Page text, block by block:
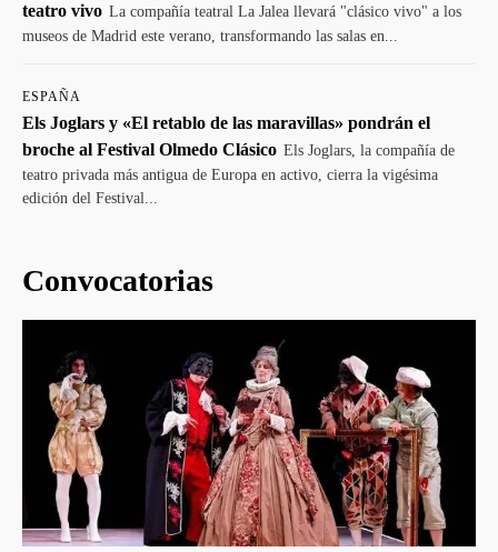
teatro vivo La compañía teatral La Jalea llevará "clásico vivo" a los
museos de Madrid este verano, transformando las salas en...
ESPAÑA
Els Joglars y «El retablo de las maravillas» pondrán el
broche al Festival Olmedo Clásico Els Joglars, la compañía de
teatro privada más antigua de Europa en activo, cierra la vigésima
edición del Festival...
Convocatorias